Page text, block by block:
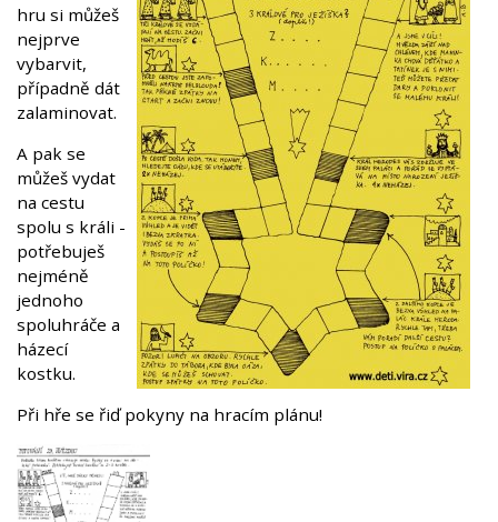
hru si můžeš
nejprve
vybarvit,
případně dát
zalaminovat.
A pak se
můžeš vydat
na cestu
spolu s králi -
potřebuješ
nejméně
jednoho
spoluhráče a
házecí
kostku.
Při hře se řiď pokyny na hracím plánu!